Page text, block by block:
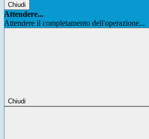
Chiudi
Attendere...
Attendere il completamento dell'operazione...
Chiudi